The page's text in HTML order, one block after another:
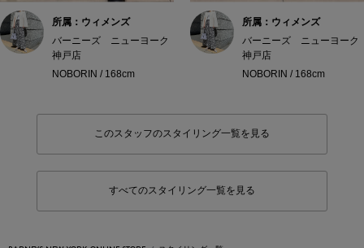
所属：ウィメンズ
バーニーズ ニューヨーク
神戸店
NOBORIN / 168cm
所属：ウィメンズ
バーニーズ ニューヨーク
神戸店
NOBORIN / 168cm
このスタッフのスタイリング一覧を見る
すべてのスタイリング一覧を見る